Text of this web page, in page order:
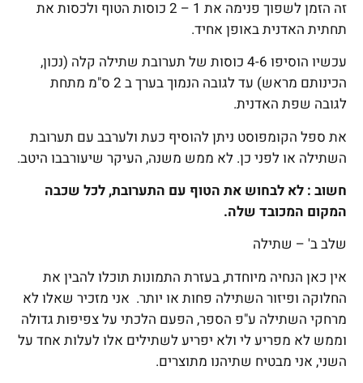
זה הזמן לשפוך פנימה את 1 – 2 כוסות הטוף ולכסות את
תחתית האדנית באופן אחיד.
עכשיו הוסיפו 4-6 כוסות של תערובת שתילה קלה (נכון,
הכינותם מראש) עד לגובה הנמוך בערך ב 2 ס"מ מתחת
לגובה שפת האדנית.
את ספל הקומפוסט ניתן להוסיף כעת ולערבב עם תערובת
השתילה או לפני כן. לא ממש משנה, העיקר שיעורבבו היטב.
חשוב :לא לבחוש את הטוף עם התערובת, לכל שכבה
המקום המכובד שלה.
שלב ב' – שתילה
אין כאן הנחיה מיוחדת, בעזרת התמונות תוכלו להבין את
החלוקה ופיזור השתילה פחות או יותר. אני מזכיר שאלו לא
מרחקי השתילה ע"פ הספר, הפעם הלכתי על צפיפות גדולה
וממש לא מפריע לי ולא יפריע לשתילים אלו לעלות אחד על
השני, אני מבטיח שתיהנו מתוצרים.